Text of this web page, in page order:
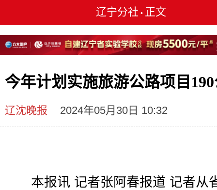
辽宁分社 • 正文
今年计划实施旅游公路项目
辽沈晚报 2024年05月30日 10:32
本报讯 记者张阿春报道 记者从